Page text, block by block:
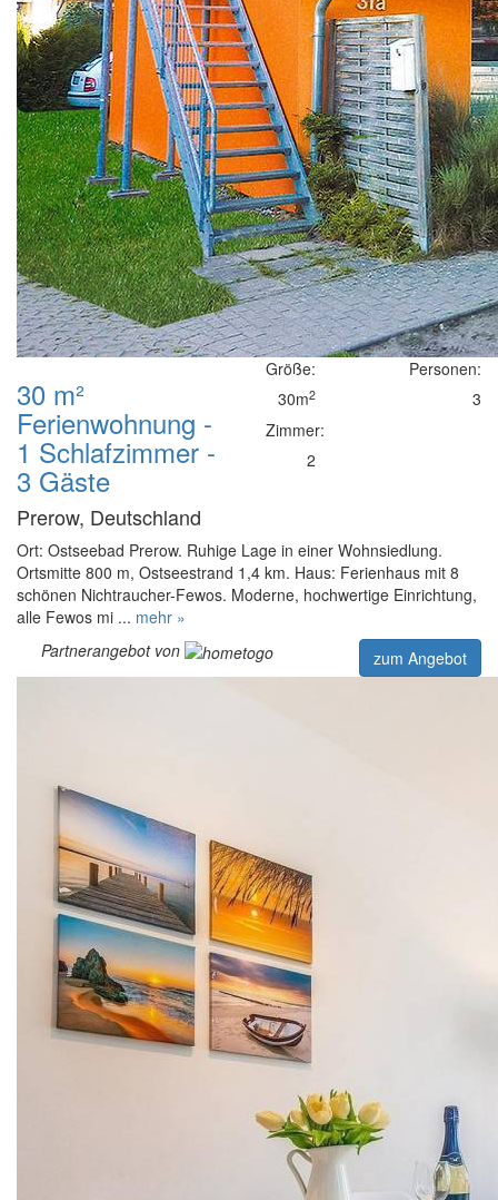
30 m²
Ferienwohnung -
1 Schlafzimmer -
3 Gäste
Prerow, Deutschland
Größe:
30m2
Zimmer:
2
Personen:
3
Ort: Ostseebad Prerow. Ruhige Lage in einer Wohnsiedlung.
Ortsmitte 800 m, Ostseestrand 1,4 km. Haus: Ferienhaus mit 8
schönen Nichtraucher-Fewos. Moderne, hochwertige Einrichtung,
alle Fewos mi ... mehr »
Partnerangebot von
zum Angebot